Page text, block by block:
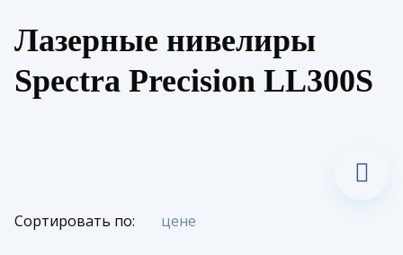
Лазерные нивелиры
Spectra Precision LL300S
Сортировать по: цене